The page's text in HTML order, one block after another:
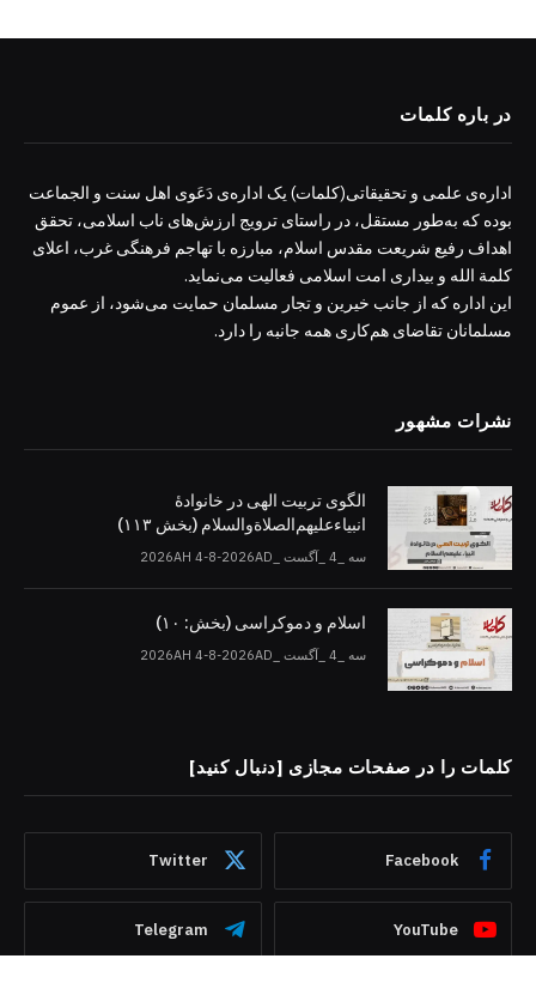
در باره کلمات
اداره‌ی علمی و تحقیقاتی(کلمات) یک اداره‌ی دَعَوی اهل سنت و الجماعت
بوده که به‌طور مستقل، در راستای ترویج ارزش‌های ناب اسلامی، تحقق
اهداف رفیع شریعت مقدس اسلام، مبارزه با تهاجم فرهنگی غرب، اعلای
کلمة الله و بیداری امت اسلامی فعالیت می‌نماید.
این اداره که از جانب خیرین و تجار مسلمان حمایت می‌شود، از عموم
مسلمانان تقاضای هم‌کاری همه جانبه را دارد.
نشرات مشهور
الگوی تربیت الهی در خانوادۀ
انبیاءعلیهم‌الصلاةو‌السلام (بخش ۱۱۳)
سه _4 _آگست _2026AH 4-8-2026AD
اسلام و دموکراسی (بخش: ۱۰)
سه _4 _آگست _2026AH 4-8-2026AD
کلمات را در صفحات مجازی [دنبال کنید]
Facebook
Twitter
YouTube
Telegram